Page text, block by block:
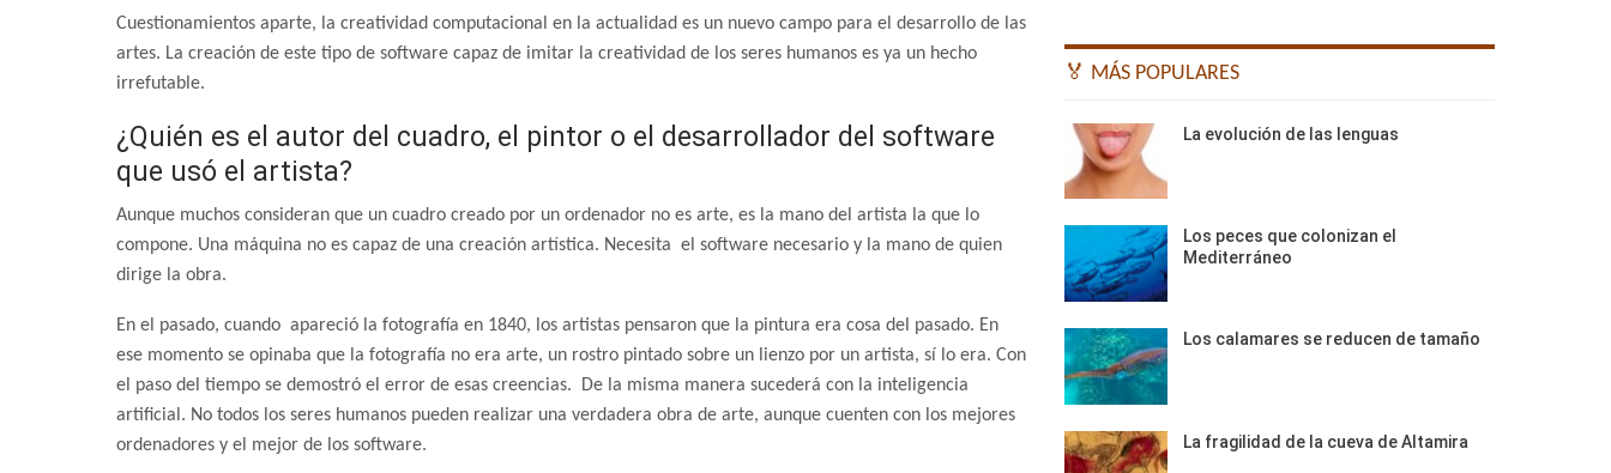
Cuestionamientos aparte, la creatividad computacional en la actualidad es un nuevo campo para el desarrollo de las
artes. La creación de este tipo de software capaz de imitar la creatividad de los seres humanos es ya un hecho
irrefutable.
¿Quién es el autor del cuadro, el pintor o el desarrollador del software
que usó el artista?
Aunque muchos consideran que un cuadro creado por un ordenador no es arte, es la mano del artista la que lo
compone. Una máquina no es capaz de una creación artística. Necesita el software necesario y la mano de quien
dirige la obra.
En el pasado, cuando apareció la fotografía en 1840, los artistas pensaron que la pintura era cosa del pasado. En
ese momento se opinaba que la fotografía no era arte, un rostro pintado sobre un lienzo por un artista, sí lo era. Con
el paso del tiempo se demostró el error de esas creencias. De la misma manera sucederá con la inteligencia
artificial. No todos los seres humanos pueden realizar una verdadera obra de arte, aunque cuenten con los mejores
ordenadores y el mejor de los software.
🏅 MÁS POPULARES
La evolución de las lenguas
Los peces que colonizan el
Mediterráneo
Los calamares se reducen de tamaño
La fragilidad de la cueva de Altamira